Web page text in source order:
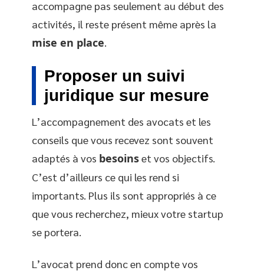
accompagne pas seulement au début des
activités, il reste présent même après la
mise en place.
Proposer un suivi
juridique sur mesure
L’accompagnement des avocats et les
conseils que vous recevez sont souvent
adaptés à vos besoinset vos objectifs.
C’est d’ailleurs ce qui les rend si
importants. Plus ils sont appropriés à ce
que vous recherchez, mieux votre startup
se portera.
L’avocat prend donc en compte vos